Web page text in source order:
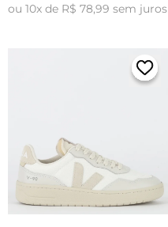
ou 10x de R$ 78,99 sem juros